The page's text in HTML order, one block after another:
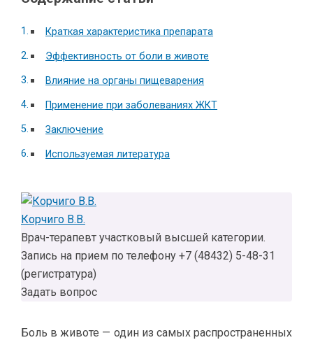
Краткая характеристика препарата
Эффективность от боли в животе
Влияние на органы пищеварения
Применение при заболеваниях ЖКТ
Заключение
Используемая литература
Корчиго В.В.
Врач-терапевт участковый высшей категории.
Запись на прием по телефону +7 (48432) 5-48-31
(регистратура)
Задать вопрос
Боль в животе — один из самых распространенных